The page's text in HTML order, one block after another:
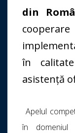
din
în
asistență
Apelul
în domeniul